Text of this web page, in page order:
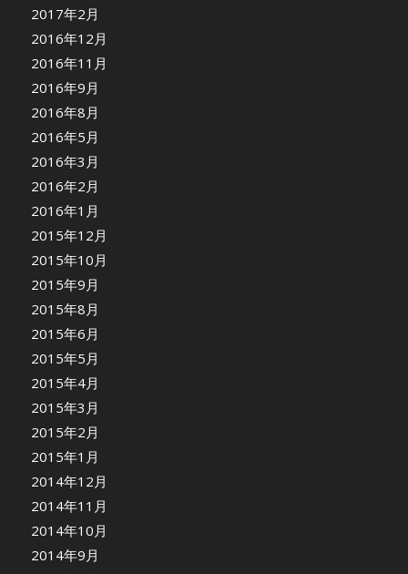
2017年2月
2016年12月
2016年11月
2016年9月
2016年8月
2016年5月
2016年3月
2016年2月
2016年1月
2015年12月
2015年10月
2015年9月
2015年8月
2015年6月
2015年5月
2015年4月
2015年3月
2015年2月
2015年1月
2014年12月
2014年11月
2014年10月
2014年9月